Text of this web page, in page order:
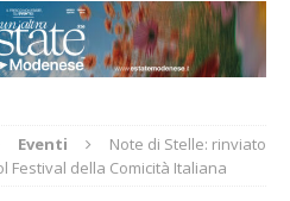
Eventi
Note di Stelle: rinviato
Festival della Comicità Italiana